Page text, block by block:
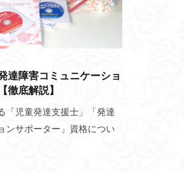
達障害コミュニケーショ
徹底解説】
「児童発達支援士」「発達
ンサポーター」資格につい